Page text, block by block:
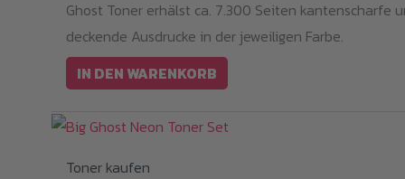
Ghost Toner erhälst ca. 7.300 Seiten kantenscharfe
deckende Ausdrucke in der jeweiligen Farbe.
IN DEN WARENKORB
Toner kaufen